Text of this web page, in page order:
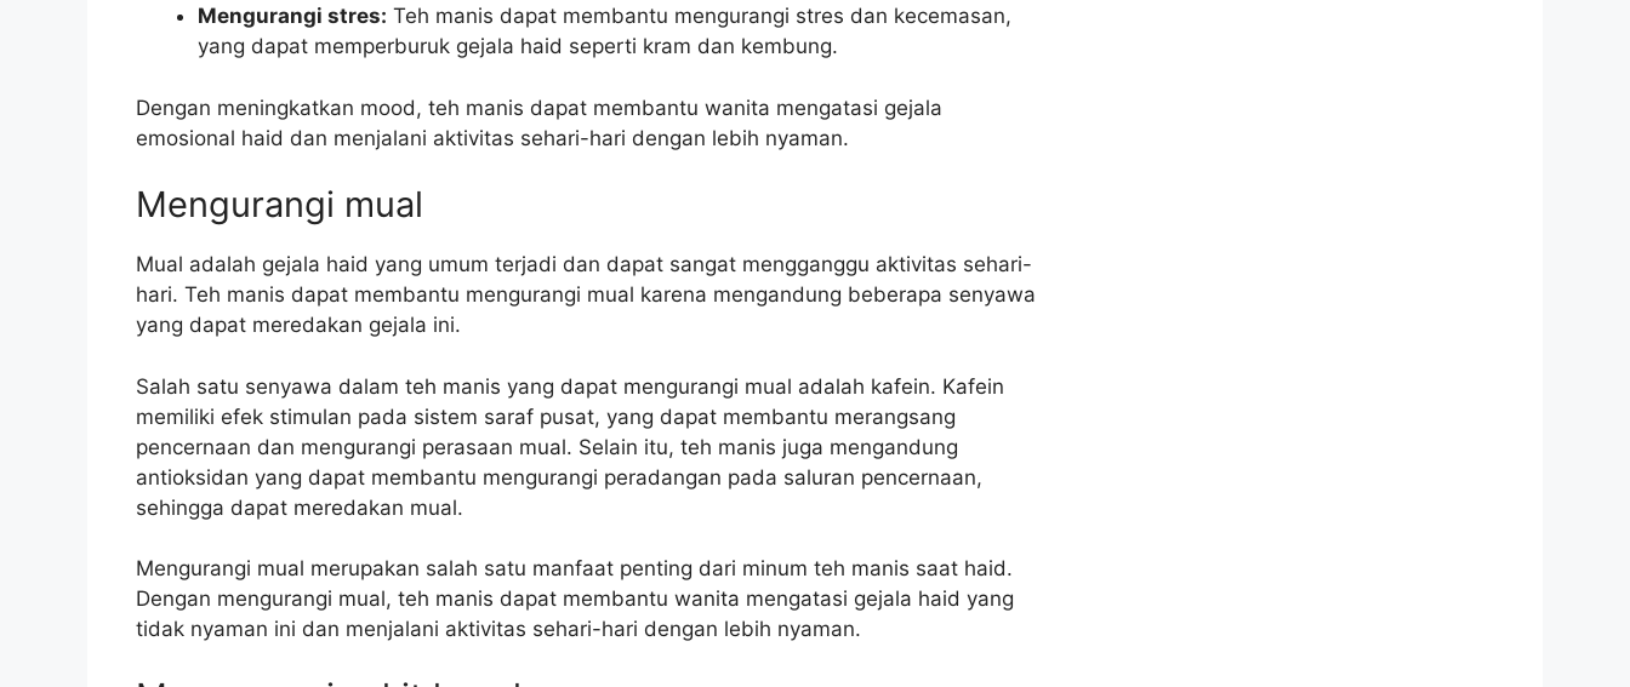
Mengurangi stres: Teh manis dapat membantu mengurangi stres dan kecemasan,
yang dapat memperburuk gejala haid seperti kram dan kembung.
Dengan meningkatkan mood, teh manis dapat membantu wanita mengatasi gejala
emosional haid dan menjalani aktivitas sehari-hari dengan lebih nyaman.
Mengurangi mual
Mual adalah gejala haid yang umum terjadi dan dapat sangat mengganggu aktivitas sehari-
hari. Teh manis dapat membantu mengurangi mual karena mengandung beberapa senyawa
yang dapat meredakan gejala ini.
Salah satu senyawa dalam teh manis yang dapat mengurangi mual adalah kafein. Kafein
memiliki efek stimulan pada sistem saraf pusat, yang dapat membantu merangsang
pencernaan dan mengurangi perasaan mual. Selain itu, teh manis juga mengandung
antioksidan yang dapat membantu mengurangi peradangan pada saluran pencernaan,
sehingga dapat meredakan mual.
Mengurangi mual merupakan salah satu manfaat penting dari minum teh manis saat haid.
Dengan mengurangi mual, teh manis dapat membantu wanita mengatasi gejala haid yang
tidak nyaman ini dan menjalani aktivitas sehari-hari dengan lebih nyaman.